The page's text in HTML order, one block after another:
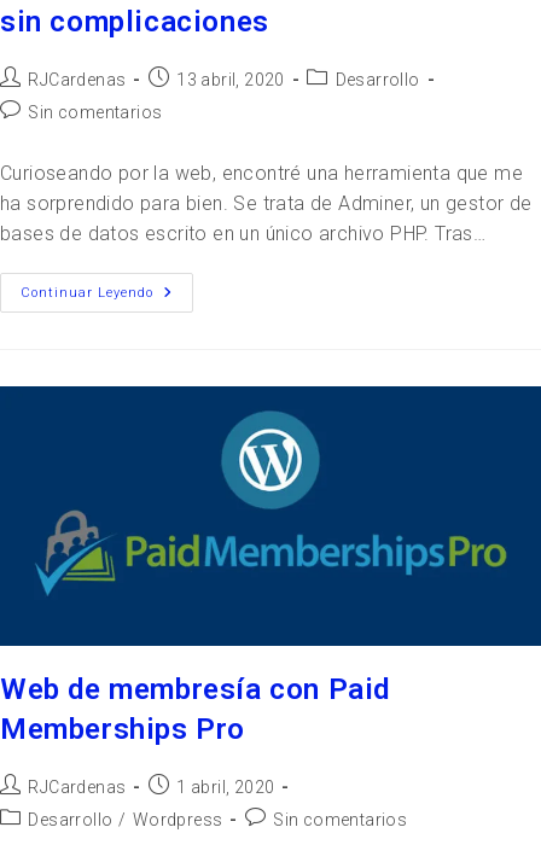
sin complicaciones
RJCardenas 13 abril, 2020
Desarrollo
Sin comentarios
Curioseando por la web, encontré una herramienta que me
ha sorprendido para bien. Se trata de Adminer, un gestor de
bases de datos escrito en un único archivo PHP. Tras…
Continuar Leyendo
Web de membresía con Paid
Memberships Pro
RJCardenas
1 abril, 2020
Desarrollo / Wordpress Sin comentarios